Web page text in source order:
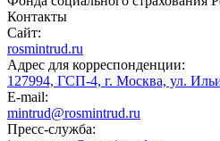
Контакты
Сайт:
rosmintrud.ru
Адрес для корреспонденции:
127994, ГСП-4, г. Москва, ул.
E-mail:
mintrud@rosmintrud.ru
Пресс-служба: